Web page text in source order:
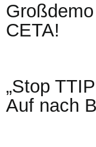
CETA!
„Stop
Auf nach